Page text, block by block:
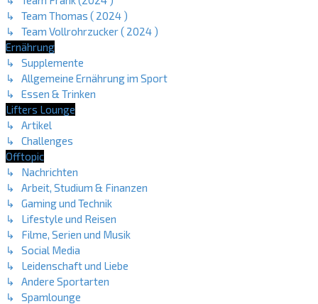
↳ Team Thomas ( 2024 )
↳ Team Vollrohrzucker ( 2024 )
Ernährung
↳ Supplemente
↳ Allgemeine Ernährung im Sport
↳ Essen & Trinken
Lifters Lounge
↳ Artikel
↳ Challenges
Offtopic
↳ Nachrichten
↳ Arbeit, Studium & Finanzen
↳ Gaming und Technik
↳ Lifestyle und Reisen
↳ Filme, Serien und Musik
↳ Social Media
↳ Leidenschaft und Liebe
↳ Andere Sportarten
↳ Spamlounge